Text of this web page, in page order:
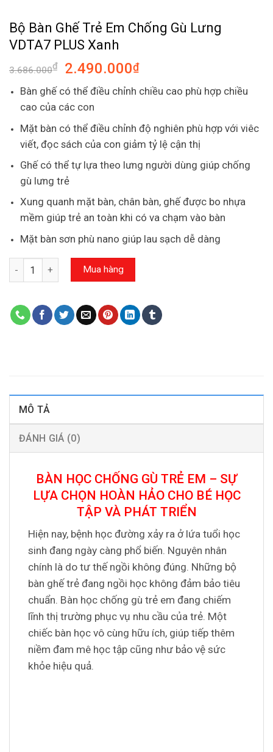
Bộ Bàn Ghế Trẻ Em Chống Gù Lưng
VDTA7 PLUS Xanh
3.686.000₫ 2.490.000₫
Bàn ghế có thể điều chỉnh chiều cao phù hợp chiều
cao của các con
Mặt bàn có thể điều chỉnh độ nghiên phù hợp với viêc
viết, đọc sách của con giảm tỷ lệ cận thị
Ghế có thể tự lựa theo lưng người dùng giúp chống
gù lưng trẻ
Xung quanh mặt bàn, chân bàn, ghế được bo nhựa
mềm giúp trẻ an toàn khi có va chạm vào bàn
Mặt bàn sơn phù nano giúp lau sạch dễ dàng
Số lượng Mua hàng
MÔ TẢ
ĐÁNH GIÁ (0)
BÀN HỌC CHỐNG GÙ TRẺ EM – SỰ
LỰA CHỌN HOÀN HẢO CHO BÉ HỌC
TẬP VÀ PHÁT TRIỂN
Hiện nay, bệnh học đường xảy ra ở lứa tuổi học
sinh đang ngày càng phổ biến. Nguyên nhân
chính là do tư thế ngồi không đúng. Những bộ
bàn ghế trẻ đang ngồi học không đảm bảo tiêu
chuẩn. Bàn học chống gù trẻ em đang chiếm
lĩnh thị trường phục vụ nhu cầu của trẻ. Một
chiếc bàn học vô cùng hữu ích, giúp tiếp thêm
niềm đam mê học tập cũng như bảo vệ sức
khỏe hiệu quả.